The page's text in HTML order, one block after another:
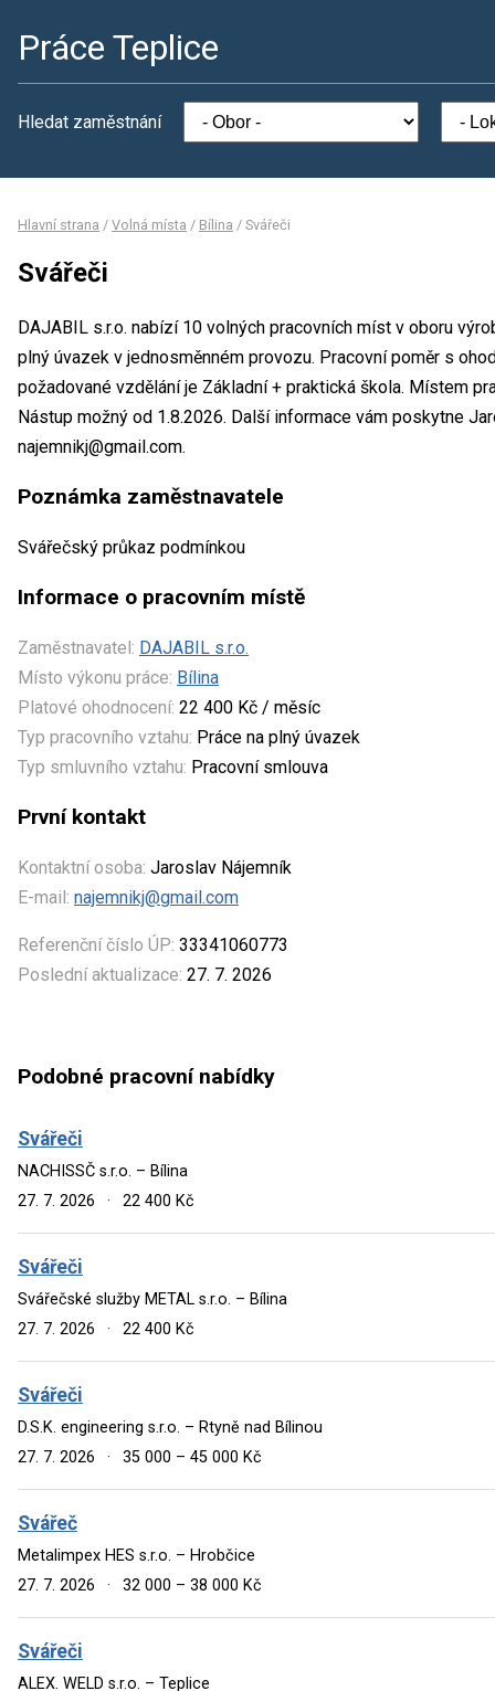
Práce Teplice
Hledat zaměstnání
Hlavní strana / Volná místa / Bílina / Svářeči
Svářeči
DAJABIL s.r.o. nabízí 10 volných pracovních míst v oboru
plný úvazek v jednosměnném provozu. Pracovní poměr s
požadované vzdělání je Základní + praktická škola. Místem
Nástup možný od 1.8.2026. Další informace vám poskytne
najemnikj@gmail.com.
Poznámka zaměstnavatele
Svářečský průkaz podmínkou
Informace o pracovním místě
Zaměstnavatel: DAJABIL s.r.o.
Místo výkonu práce: Bílina
Platové ohodnocení: 22 400 Kč / měsíc
Typ pracovního vztahu: Práce na plný úvazek
Typ smluvního vztahu: Pracovní smlouva
První kontakt
Kontaktní osoba: Jaroslav Nájemník
E-mail: najemnikj@gmail.com
Referenční číslo ÚP: 33341060773
Poslední aktualizace: 27. 7. 2026
Podobné pracovní nabídky
Svářeči
NACHISSČ s.r.o. – Bílina
27. 7. 2026
· 22 400 Kč
Svářeči
Svářečské služby METAL s.r.o. – Bílina
27. 7. 2026
· 22 400 Kč
Svářeči
D.S.K. engineering s.r.o. – Rtyně nad Bílinou
27. 7. 2026
· 35 000 – 45 000 Kč
Svářeč
Metalimpex HES s.r.o. – Hrobčice
27. 7. 2026
· 32 000 – 38 000 Kč
Svářeči
ALEX. WELD s.r.o. – Teplice